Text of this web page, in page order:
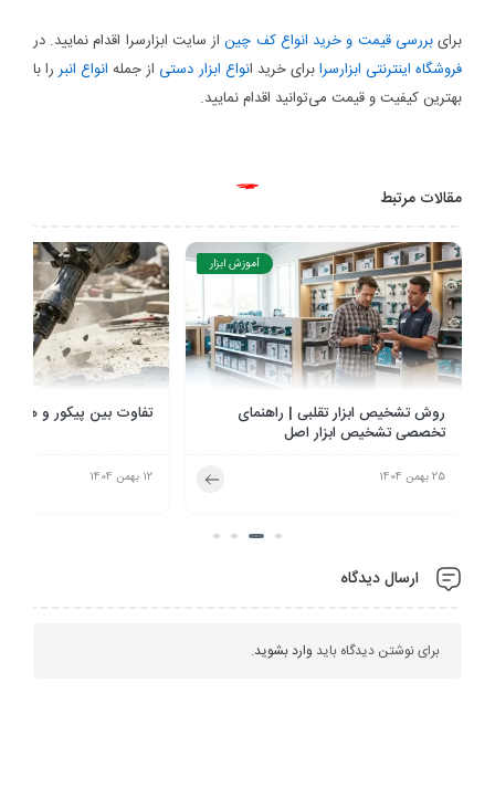
برایبررسی قیمت و خرید انواع کف چیناز سایت ابزارسرا اقدام نمایید. در
فروشگاه اینترنتی ابزارسرابرای خرید انواع ابزار دستی از جملهانواع انبررا با
بهترین کیفیت و قیمت می‌توانید اقدام نمایید.
مقالات مرتبط
آموزش ابزار
تفاوت بین پیکور و هیلتی چیست؟
12 بهمن 1404
هدیه روز پدر چی بخریم؟
2 دی 1404
ارسال دیدگاه
برای نوشتن دیدگاه باید وارد بشوید.